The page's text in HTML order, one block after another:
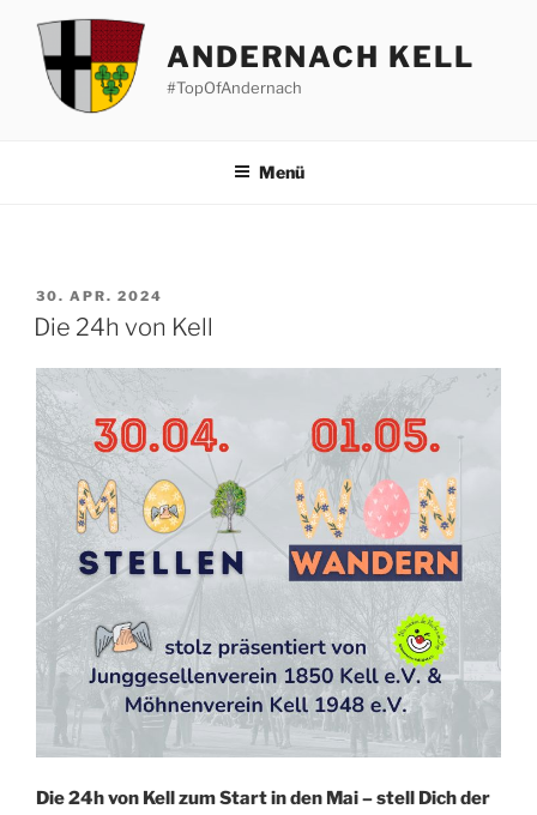
Inhalt
springen
ANDERNACH KELL
#TopOfAndernach
Menü
VERÖFFENTLICHT
AM
30. APR. 2024
Die 24h von Kell
Die 24h von Kell zum Start in den Mai – stell Dich der